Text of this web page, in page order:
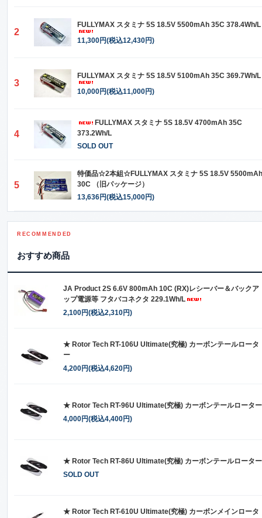
2
FULLYMAX スタミナ 5S 18.5V 5500mAh 35C 378.4Wh/L
11,300円(税込12,430円)
3
FULLYMAX スタミナ 5S 18.5V 5100mAh 35C 369.7Wh/L
10,000円(税込11,000円)
4
FULLYMAX スタミナ 5S 18.5V 4700mAh 35C
373.2Wh/L
SOLD OUT
5
特価品☆2本組☆FULLYMAX スタミナ 5S 18.5V 5500mAh
30C （旧パッケージ）
13,636円(税込15,000円)
RECOMMENDED
おすすめ商品
JA Product 2S 6.6V 800mAh 10C (RX)レシーバー＆バックア
ップ電源等 フタバコネクタ 229.1Wh/L
2,100円(税込2,310円)
★ Rotor Tech RT-106U Ultimate(究極) カーボンテールロータ
ー
4,200円(税込4,620円)
★ Rotor Tech RT-96U Ultimate(究極) カーボンテールローター
4,000円(税込4,400円)
★ Rotor Tech RT-86U Ultimate(究極) カーボンテールローター
SOLD OUT
★ Rotor Tech RT-610U Ultimate(究極) カーボンメインロータ